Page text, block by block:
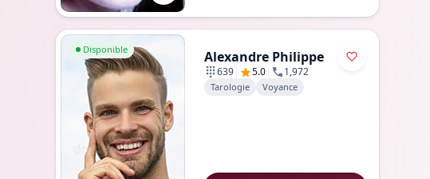
Aller au profil de Alexandre Philippe
Disponible Alexandre Philippe
639| 5.0| 1,972
Tarologie Voyance